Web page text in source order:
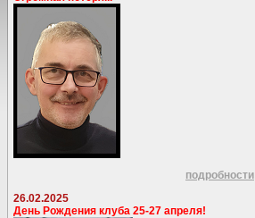
подробности
26.02.2025
День Рождения клуба 25-27 апреля!